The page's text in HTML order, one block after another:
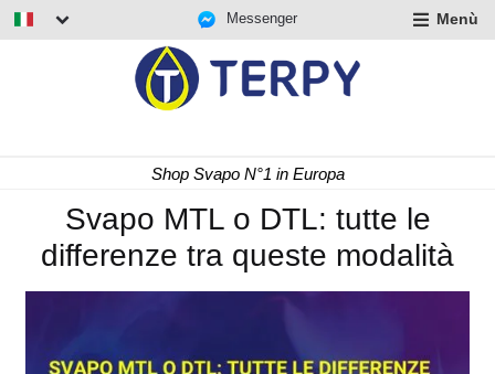
Messenger Menù
Shop Svapo N°1 in Europa
Svapo MTL o DTL: tutte le
differenze tra queste modalità